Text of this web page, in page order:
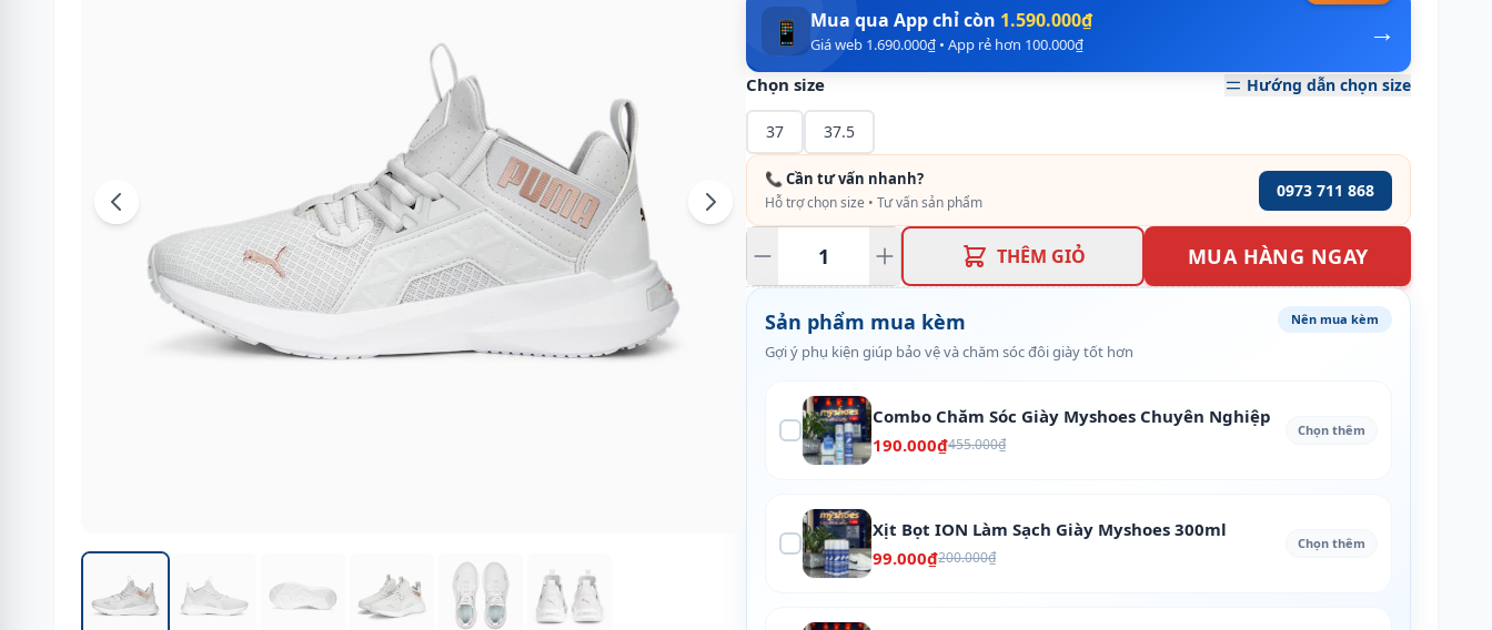
→
📱 Mua qua App chỉ còn 1.590.000₫
Giá web 1.690.000₫ • App rẻ hơn 100.000₫
Chọn size Hướng dẫn chọn size
37 37.5
📞 Cần tư vấn nhanh?
Hỗ trợ chọn size • Tư vấn sản phẩm
0973 711 868
THÊM GIỎ MUA HÀNG NGAY
Sản phẩm mua kèm
Gợi ý phụ kiện giúp bảo vệ và chăm sóc đôi giày tốt hơn
Nên mua kèm
Combo Chăm Sóc Giày Myshoes Chuyên Nghiệp
190.000₫455.000₫
Chọn thêm
Xịt Bọt ION Làm Sạch Giày Myshoes 300ml
99.000₫200.000₫
Chọn thêm